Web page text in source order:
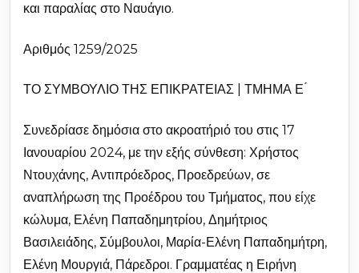
και παραλίας στο Ναυάγιο.
Αριθμός 1259/2025
ΤΟ ΣΥΜΒΟΥΛΙΟ ΤΗΣ ΕΠΙΚΡΑΤΕΙΑΣ | ΤΜΗΜΑ Ε ́
Συνεδρίασε δημόσια στο ακροατήριό του στις 17
Ιανουαρίου 2024, με την εξής σύνθεση: Χρήστος
Ντουχάνης, Αντιπρόεδρος, Προεδρεύων, σε
αναπλήρωση της Προέδρου του Τμήματος, που είχε
κώλυμα, Ελένη Παπαδημητρίου, Δημήτριος
Βασιλειάδης, Σύμβουλοι, Μαρία-Ελένη Παπαδημήτρη,
Ελένη Μουργιά, Πάρεδροι. Γραμματέας η Ειρήνη